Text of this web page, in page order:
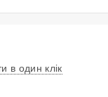
в один клік